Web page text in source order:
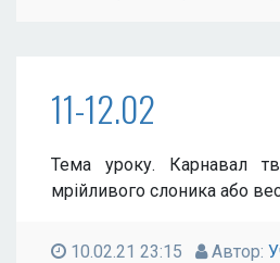
11-12.02
Тема уроку. Карнавал
мрійливого слоника або
10.02.21 23:15 Автор: